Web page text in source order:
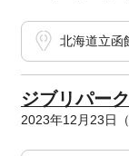
北海道立函
ジブリパー
2023年12月23日